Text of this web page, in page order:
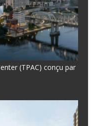
(TPAC) conçu par